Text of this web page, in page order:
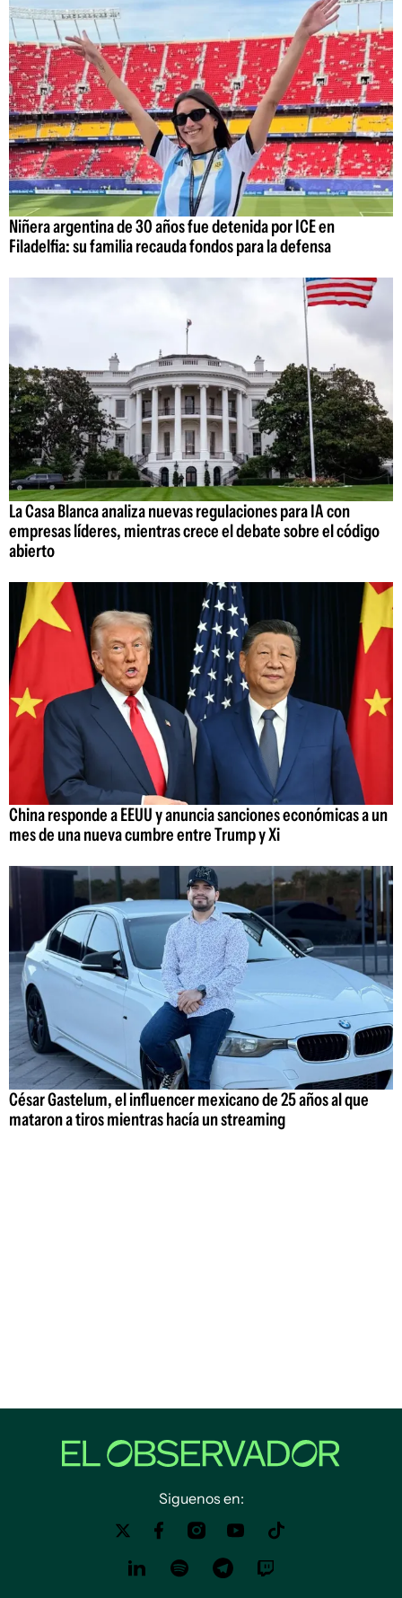
Niñera argentina de 30 años fue detenida por ICE en
Filadelfia: su familia recauda fondos para la defensa
La Casa Blanca analiza nuevas regulaciones para IA con
empresas líderes, mientras crece el debate sobre el código
abierto
China responde a EEUU y anuncia sanciones económicas a un
mes de una nueva cumbre entre Trump y Xi
César Gastelum, el influencer mexicano de 25 años al que
mataron a tiros mientras hacía un streaming
Siguenos en: